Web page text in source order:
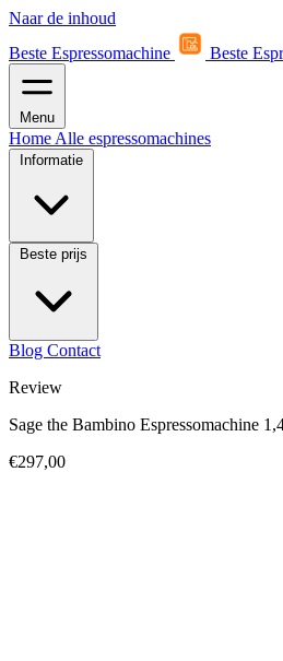
Naar de inhoud
Beste Espressomachine
Beste
Menu
Home Alle espressomachines
Informatie
Beste prijs
Blog Contact
Review
Sage the Bambino Espressomachine
€297,00